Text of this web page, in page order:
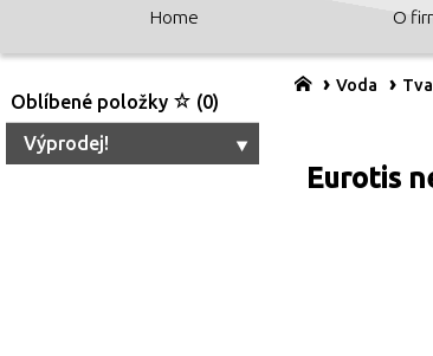
MĚŘENÍ A REGULACE
FOTOVOLTAIKA
SERVIS A REVIZE KOTLŮ,
Home O
Oblíbené položky
(0)
Výprodej!
Voda
Eurotis